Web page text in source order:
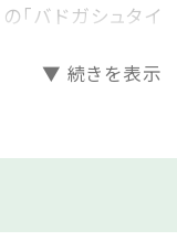
「バドガシュタイ
を循環しない「か
もご利用いただけ
▼ 続きを表示